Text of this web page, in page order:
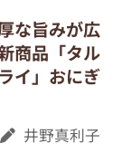
な旨みが広
商品「タル
イ」おにぎ
井野真利子